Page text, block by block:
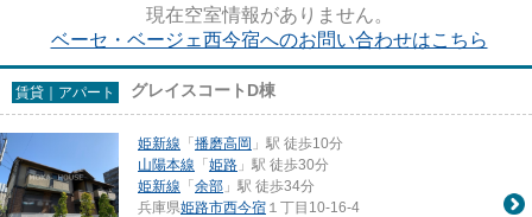
現在空室情報がありません。
ベーセ・ベージェ西今宿へのお問い合わせはこちら
賃貸｜アパート グレイスコートD棟
姫新線 「播磨高岡 」駅 徒歩10分
山陽本線 「姫路 」駅 徒歩30分
姫新線 「余部 」駅 徒歩34分
兵庫県姫路市西今宿 １丁目10-16-4